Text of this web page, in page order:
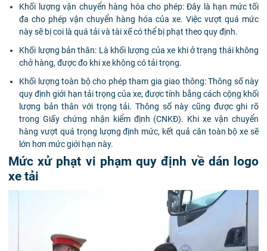
Khối lượng vận chuyển hàng hóa cho phép: Đây là hạn mức tối
đa cho phép vận chuyển hàng hóa của xe. Việc vượt quá mức
này sẽ bị coi là quá tải và tài xế có thể bị phạt theo quy định.
Khối lượng bản thân: Là khối lượng của xe khi ở trạng thái không
chở hàng, được đo khi xe không có tải trọng.
Khối lượng toàn bộ cho phép tham gia giao thông: Thông số này
quy định giới hạn tải trọng của xe, được tính bằng cách cộng khối
lượng bản thân với trọng tải. Thông số này cũng được ghi rõ
trong Giấy chứng nhận kiểm định (CNKĐ). Khi xe vận chuyển
hàng vượt quá trọng lượng định mức, kết quả cân toàn bộ xe sẽ
lớn hơn mức giới hạn này.
Mức xử phạt vi phạm quy định về dán logo
xe tải